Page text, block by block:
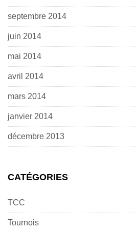
septembre 2014
juin 2014
mai 2014
avril 2014
mars 2014
janvier 2014
décembre 2013
CATÉGORIES
TCC
Tournois